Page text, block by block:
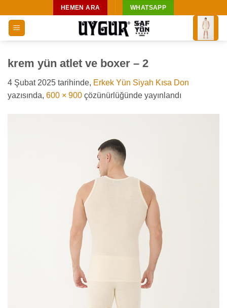
atla
HEMEN ARA WHATSAPP
krem yün atlet ve boxer – 2
4 Şubat 2025 tarihinde, Erkek Yün Siyah Kısa Don
yazısında, 600 × 900 çözünürlüğünde yayınlandı